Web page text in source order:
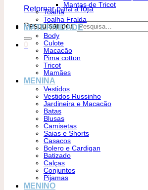
Retornar para a loja
Pesquisar por:
Mantas de Tricot
Toalha
Toalha Fralda
MATERNIDADE
Body
Culote
Macacão
Pima cotton
Tricot
Mamães
MENINA
Vestidos
Vestidos Russinho
Jardineira e Macacão
Batas
Blusas
Camisetas
Saias e Shorts
Casacos
Bolero e Cardigan
Batizado
Calças
Conjuntos
Pijamas
MENINO